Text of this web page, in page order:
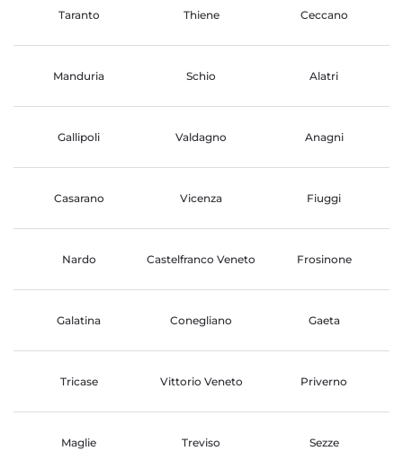
Taranto Thiene Ceccano
Manduria Schio Alatri
Gallipoli Valdagno Anagni
Casarano Vicenza Fiuggi
Nardo Castelfranco Veneto Frosinone
Galatina Conegliano Gaeta
Tricase Vittorio Veneto Priverno
Maglie Treviso Sezze